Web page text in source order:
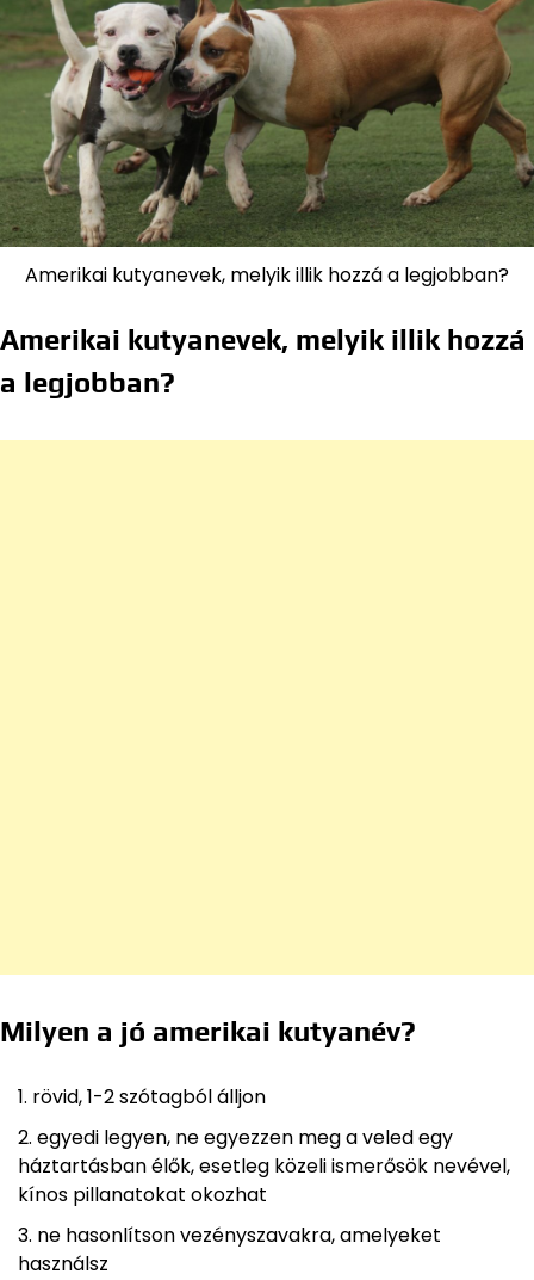
Amerikai kutyanevek, melyik illik hozzá a legjobban?
Amerikai kutyanevek, melyik illik hozzá
a legjobban?
Milyen a jó amerikai kutyanév?
rövid, 1-2 szótagból álljon
egyedi legyen, ne egyezzen meg a veled egy
háztartásban élők, esetleg közeli ismerősök nevével,
kínos pillanatokat okozhat
ne hasonlítson vezényszavakra, amelyeket
használsz